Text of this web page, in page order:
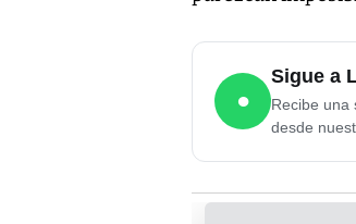
●
Sigue a
Recibe una
desde